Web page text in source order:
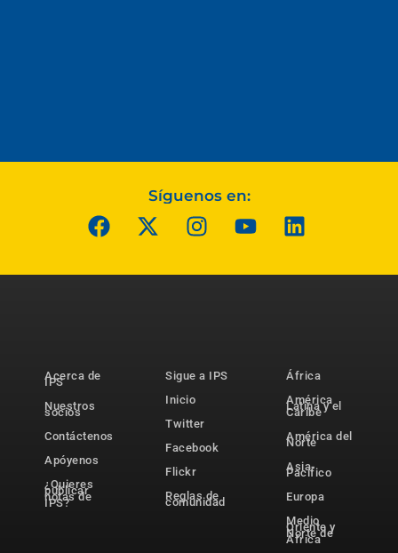
Síguenos en:
Acerca de
IPS
Nuestros
socios
Contáctenos
Apóyenos
¿Quieres
publicar
notas de
IPS?
Sigue a IPS
Inicio
Twitter
Facebook
Flickr
Reglas de
comunidad
África
América
Latina y el
Caribe
América del
Norte
Asia-
Pacífico
Europa
Medio
Oriente y
Norte de
África